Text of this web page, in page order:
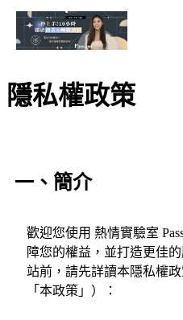
隱私權政策
一、簡介
歡迎您使用 熱情實驗室
障您的權益，並打造更佳
站前，請先詳讀本隱私權
「本政策」）：